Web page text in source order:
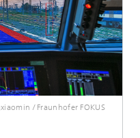
/ Fraunhofer FOKUS